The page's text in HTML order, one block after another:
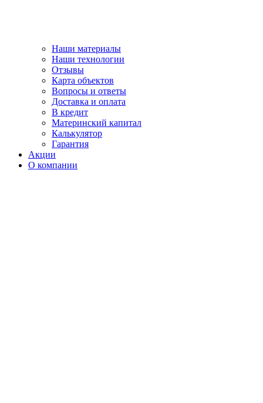
Наши материалы
Наши технологии
Отзывы
Карта объектов
Вопросы и ответы
Доставка и оплата
В кредит
Материнский капитал
Калькулятор
Гарантия
Акции
О компании